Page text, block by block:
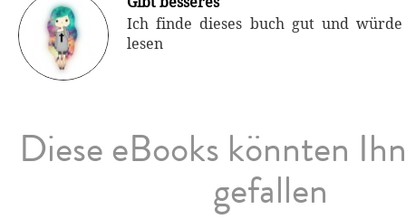
Ich finde dieses buch gut und
lesen
Diese eBooks könnten
gefallen